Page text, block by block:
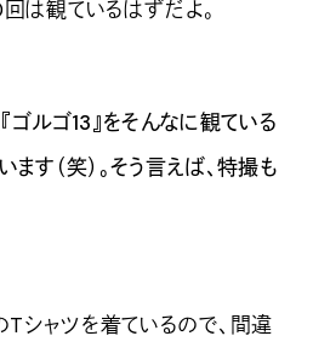
は観ているはずだよ。
ゴルゴ13』をそんなに観ている
す（笑）。そう言えば、特撮も
Tシャツを着ているので、間違